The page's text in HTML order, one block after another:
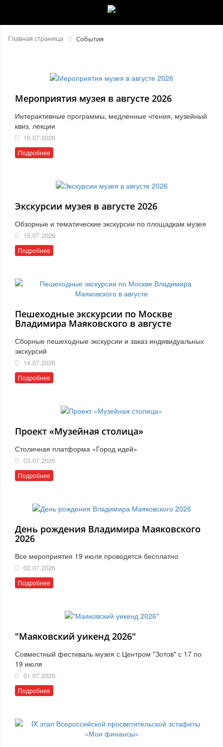
Главная страница События
Мероприятия музея в августе 2026
Интерактивные программы, медленные чтения, музейный
квиз, лекции
16.07.2026
Подробнее
Экскурсии музея в августе 2026
Обзорные и тематические экскурсии по площадкам музея
15.07.2026
Подробнее
Пешеходные экскурсии по Москве
Владимира Маяковского в августе
Сборные пешеходные экскурсии и заказ индивидуальных
экскурсий
14.07.2026
Подробнее
Проект «Музейная столица»
Столичная платформа «Город идей»
03.07.2026
Подробнее
День рождения Владимира Маяковского
2026
Все мероприятия 19 июля проводятся бесплатно
02.07.2026
Подробнее
"Маяковский уикенд 2026"
Совместный фестиваль музея с Центром "Зотов" с 17 по
19 июля
01.07.2026
Подробнее